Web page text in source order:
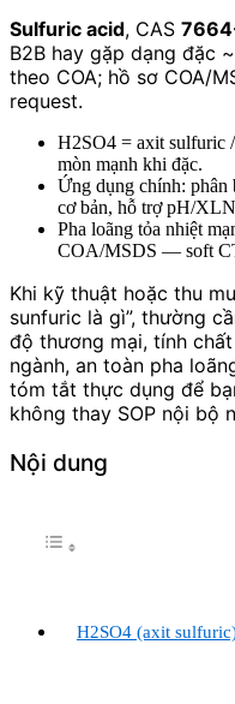
Sulfuric acid, CAS
B2B hay gặp dạng đặc ~
theo COA; hồ sơ COA/
request.
H2SO4 = axit sulfuric
mòn mạnh khi đặc.
Ứng dụng chính: phân
cơ bản, hỗ trợ pH/
Pha loãng tỏa nhiệt
COA/MSDS — soft
Khi kỹ thuật hoặc thu
sunfuric là gì”, thường
độ thương mại, tính
ngành, an toàn pha
tóm tắt thực dụng để
không thay SOP nội bộ
Nội dung
H2SO4 (axit